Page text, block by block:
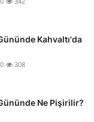
Kahvaltı'da
0 308
Ne Pişirilir?